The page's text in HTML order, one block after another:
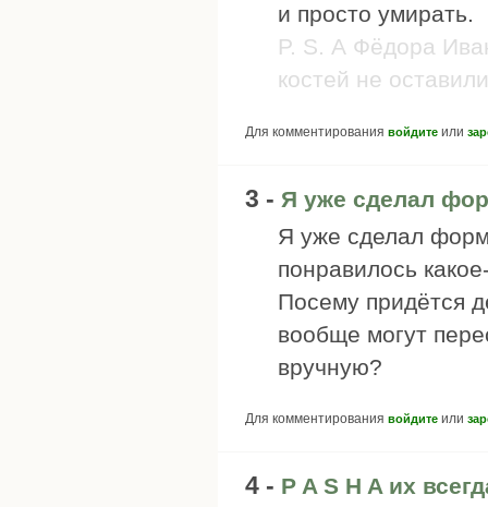
и просто умирать.
P. S. А Фёдора
костей не
Для комментирования войдите или
3 - Я уже сделал
Я уже сделал
понравилось
Посему придётся
вообще могут
вручную?
Для комментирования войдите или
4 - P A S H A их